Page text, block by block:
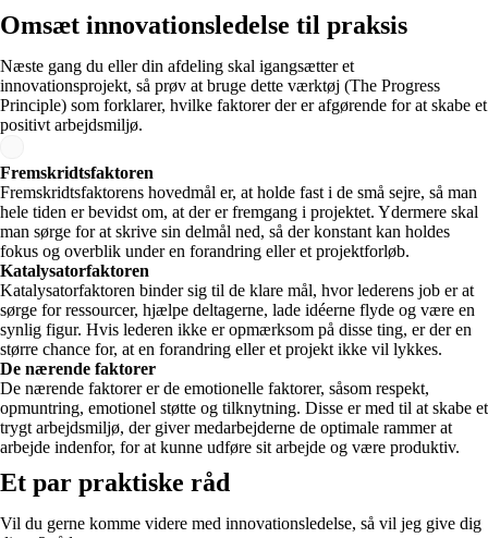
Omsæt innovationsledelse til praksis​
Næste gang du eller din afdeling skal igangsætter et
innovationsprojekt, så prøv at bruge dette værktøj (The Progress
Principle) som forklarer, hvilke faktorer der er afgørende for at skabe et
positivt arbejdsmiljø.
Fremskridtsfaktoren
Fremskridtsfaktorens hovedmål er, at holde fast i de små sejre, så man
hele tiden er bevidst om, at der er fremgang i projektet. Ydermere skal
man sørge for at skrive sin delmål ned, så der konstant kan holdes
fokus og overblik under en forandring eller et projektforløb.
Katalysatorfaktoren
Katalysatorfaktoren binder sig til de klare mål, hvor lederens job er at
sørge for ressourcer, hjælpe deltagerne, lade idéerne flyde og være en
synlig figur. Hvis lederen ikke er opmærksom på disse ting, er der en
større chance for, at en forandring eller et projekt ikke vil lykkes.
De nærende faktorer
De nærende faktorer er de emotionelle faktorer, såsom respekt,
opmuntring, emotionel støtte og tilknytning. Disse er med til at skabe et
trygt arbejdsmiljø, der giver medarbejderne de optimale rammer at
arbejde indenfor, for at kunne udføre sit arbejde og være produktiv.
Et par praktiske råd
Vil du gerne komme videre med innovationsledelse, så vil jeg give dig